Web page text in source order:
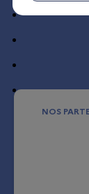
NOS